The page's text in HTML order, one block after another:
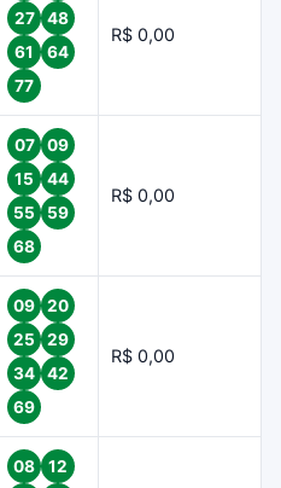
27
48
61
64
77
R$ 0,00
07
09
15
44
55
59
68
R$ 0,00
09
20
25
29
34
42
69
R$ 0,00
08
12